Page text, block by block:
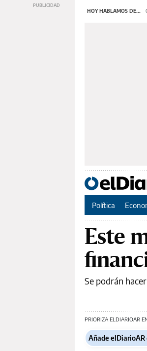
HOY HABLAMOS DE...
Política
Este
Se podrán
PRIORIZA ELDIARIOAR
Añade